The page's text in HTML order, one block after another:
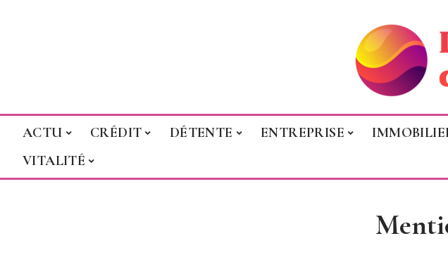
ACTU CRÉDIT DÉTENTE ENTREPRISE
VITALITÉ